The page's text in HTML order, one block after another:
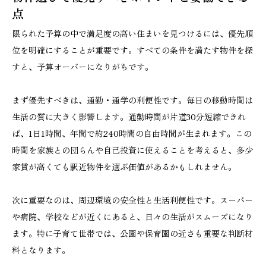
点
限られた予算の中で満足度の高い住まいを見つけるには、優先順
位を明確にすることが重要です。すべての条件を満たす物件を探
すと、予算オーバーになりがちです。
まず優先すべきは、通勤・通学の利便性です。毎日の移動時間は
生活の質に大きく影響します。通勤時間が片道30分短縮できれ
ば、1日1時間、年間で約240時間の自由時間が生まれます。この
時間を家族との団らんや自己投資に使えることを考えると、多少
家賃が高くても駅近物件を選ぶ価値があるかもしれません。
次に重要なのは、周辺環境の安全性と生活利便性です。スーパー
や病院、学校などが近くにあると、日々の生活がスムーズになり
ます。特に子育て世帯では、公園や保育園の近さも重要な判断材
料となります。